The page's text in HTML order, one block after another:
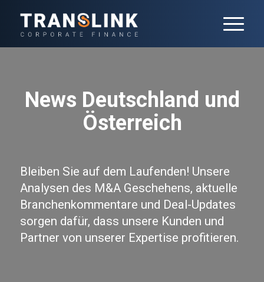
News Deutschland und
Österreich
Bleiben Sie auf dem Laufenden! Unsere
Analysen des M&A Geschehens, aktuelle
Branchenkommentare und Deal-Updates
sorgen dafür, dass unsere Kunden und
Partner von unserer Expertise profitieren.